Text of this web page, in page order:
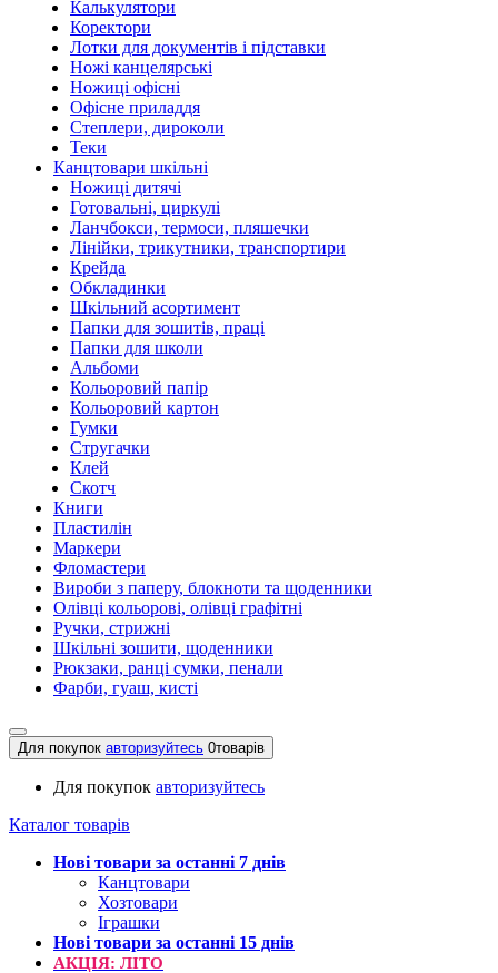
Калькулятори
Коректори
Лотки для документів і підставки
Ножі канцелярські
Ножиці офісні
Офісне приладдя
Степлери, дироколи
Теки
Канцтовари шкільні
Ножиці дитячі
Готовальні, циркулі
Ланчбокси, термоси, пляшечки
Лінійки, трикутники, транспортири
Крейда
Обкладинки
Шкільний асортимент
Папки для зошитів, праці
Папки для школи
Альбоми
Кольоровий папір
Кольоровий картон
Гумки
Стругачки
Клей
Скотч
Книги
Пластилін
Маркери
Фломастери
Вироби з паперу, блокноти та щоденники
Олівці кольорові, олівці графітні
Ручки, стрижні
Шкільні зошити, щоденники
Рюкзаки, ранці сумки, пенали
Фарби, гуаш, кисті
Для покупок авторизуйтесь 0товарів
Для покупок авторизуйтесь
Каталог товарів
Нові товари за останнi 7 днiв
Канцтовари
Хозтовари
Іграшки
Нові товари за останнi 15 днiв
АКЦІЯ: ЛІТО